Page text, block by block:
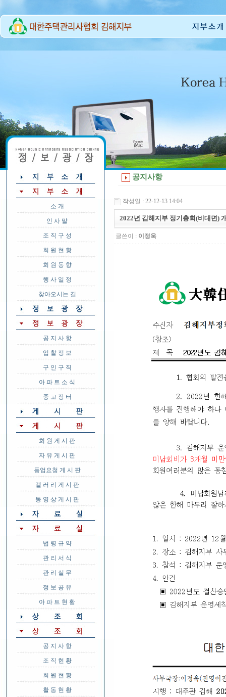
소 개
인 사 말
조 직 구 성
회 원 현 황
회 원 동 향
행 사 일 정
찾아오시는 길
공 지 사 항
입 찰 정 보
구 인 구 직
아 파 트 소 식
중 고 장 터
회 원 게 시 판
자 유 게 시 판
등업요청 게 시 판
갤 러 리 게 시 판
동 영 상 게 시 판
법 령 규 약
관 리 서 식
관 리 실 무
정 보 공 유
아 파 트 현 황
공 지 사 항
조 직 현 황
회 원 현 황
활 동 현 황
공지사항
작성일 : 22-12-13 14:04
2022년 김해지부 정기총회(비대면)
글쓴이 : 이정욱